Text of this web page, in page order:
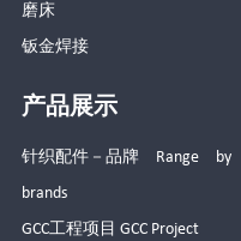
磨床
钣金焊接
产品展示
针织配件－品牌 Range by
brands
GCC工程项目 GCC Project